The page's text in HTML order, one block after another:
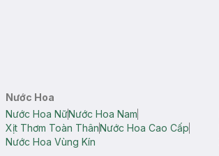
Nước Hoa
Nước Hoa NữNước Hoa Nam
Xịt Thơm Toàn ThânNước Hoa Cao Cấp
Nước Hoa Vùng Kín